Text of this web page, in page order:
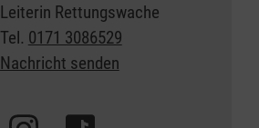
Leiterin Rettungswache
Tel. 0171 3086529
Nachricht senden